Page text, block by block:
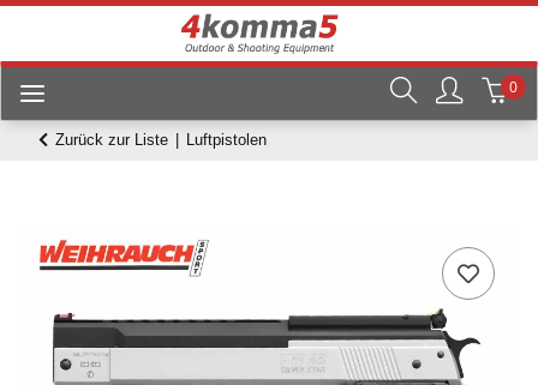
0
Zurück zur Liste Luftpistolen